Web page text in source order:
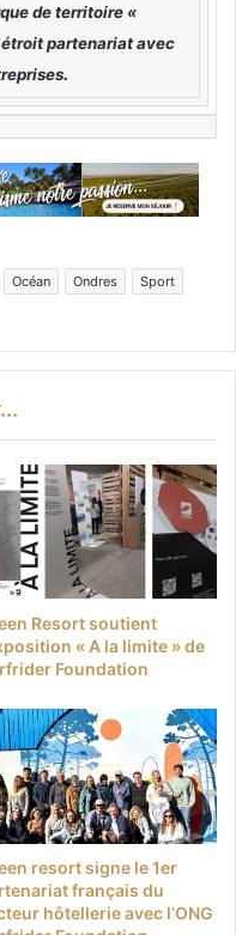
de territoire «
étroit partenariat avec
.
Océan Ondres
Sport
Resort soutient
« A la limite » de
Foundation
resort signe le 1er
français du
hôtellerie avec l’ONG